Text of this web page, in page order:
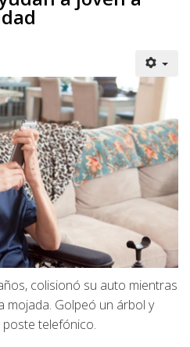
colisionó su auto mientras
Golpeó un árbol y
telefónico.